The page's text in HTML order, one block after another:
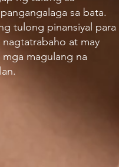
sa bata.
tulong pinansiyal para
at may
magulang na